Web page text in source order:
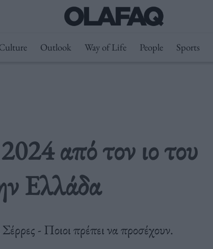
Outlook Way of Life People Sports
από τον ιο του
Ελλάδα
- Ποιοι πρέπει να προσέχουν.